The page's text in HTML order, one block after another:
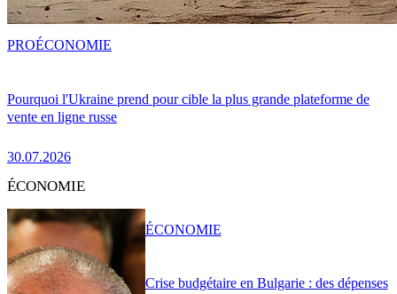
Pourquoi l'Ukraine prend pour cible la plus grande plateforme de
vente en ligne russe
30.07.2026
PROÉCONOMIE
ÉCONOMIE
Crise budgétaire en Bulgarie : des dépenses
ÉCONOMIE